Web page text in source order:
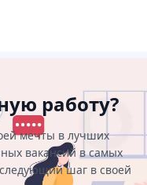
работу?
мечты в лучших
вакансий в самых
шаг в своей